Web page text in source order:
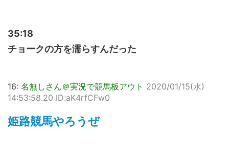
35:18
チョークの方を濡らすんだった
16: 名無しさん＠実況で競馬板アウト 2020/01/15(水)
14:53:58.20 ID:aK4rfCFw0
姫路競馬やろうぜ